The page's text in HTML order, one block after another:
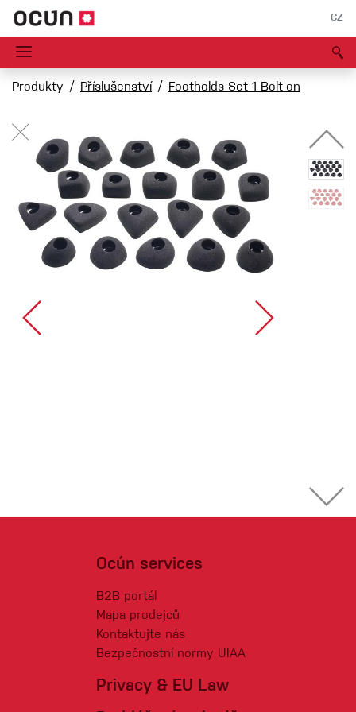
CZ
Produkty Příslušenství Footholds Set 1 Bolt-on
Ocún services
B2B portál
Mapa prodejců
Kontaktujte nás
Bezpečnostní normy UIAA
Privacy & EU Law